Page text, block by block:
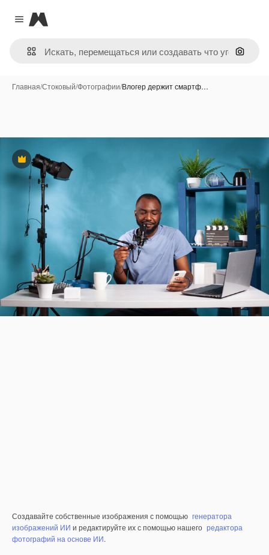
Close menu
Magnific
Поиск
Главная/Стоковый/Фотографии/Влогер держит смартф…
Премиум
Создавайте собственные изображения с помощью генератора
изображений ИИ и редактируйте их с помощью нашего редактора
фотографий на основе ИИ.